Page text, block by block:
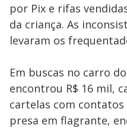
por Pix e rifas
da criança. As
levaram os
Em buscas no carro
encontrou R$ 16 mil,
cartelas com
presa em flagrante,